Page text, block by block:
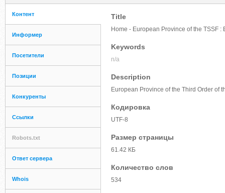
Контент
Информер
Посетители
Позиции
Конкуренты
Ссылки
Robots.txt
Ответ сервера
Whois
Title
Home - European Province of the TSSF :
Keywords
n/a
Description
European Province of the Third Order of
Кодировка
UTF-8
Размер страницы
61.42 КБ
Количество слов
534